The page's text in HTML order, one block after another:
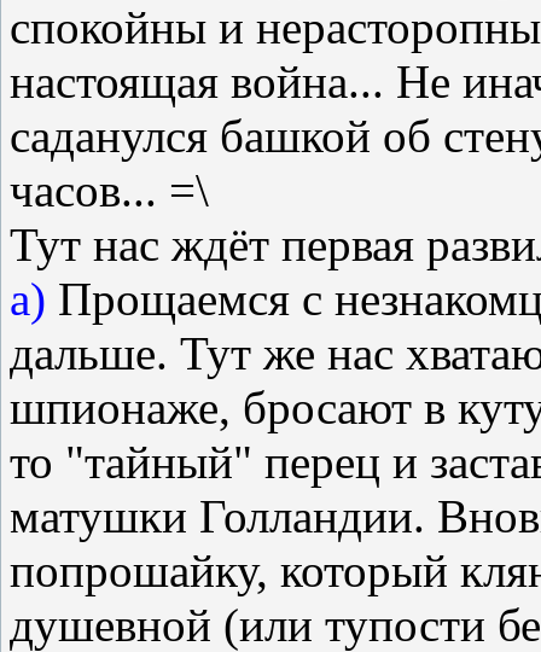
спокойны и
настоящая война... Не
саданулся башкой об
часов... =\
Тут нас ждёт первая
а) Прощаемся с
дальше. Тут же нас
шпионаже, бросают в
то "тайный" перец и
матушки Голландии.
попрошайку, который
душевной (или тупости